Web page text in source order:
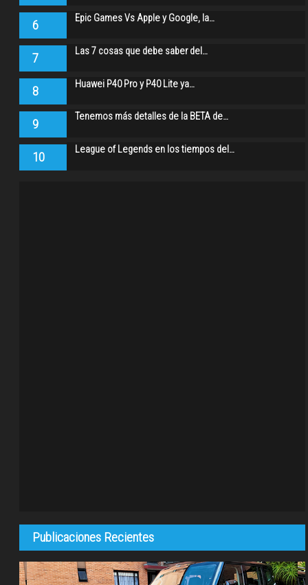
6 Epic Games Vs Apple y Google, la…
7 Las 7 cosas que debe saber del…
8 Huawei P40 Pro y P40 Lite ya…
9 Tenemos más detalles de la BETA de…
10 League of Legends en los tiempos del…
Publicaciones Recientes